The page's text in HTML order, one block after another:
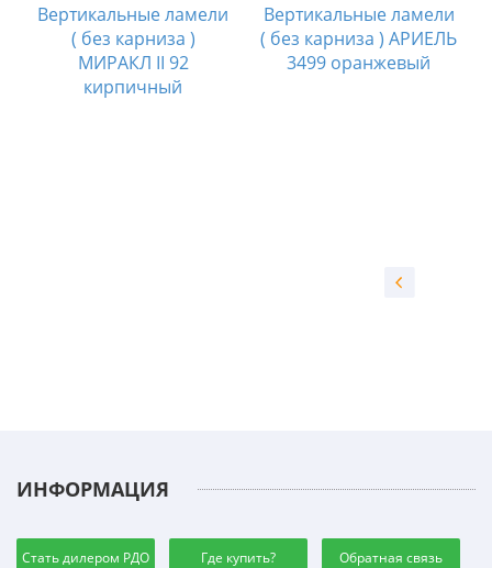
Вертикальные ламели
( без карниза )
МИРАКЛ II 92
кирпичный
Вертикальные ламели
( без карниза ) АРИЕЛЬ
3499 оранжевый
ИНФОРМАЦИЯ
Стать дилером РДО Где купить? Обратная связь